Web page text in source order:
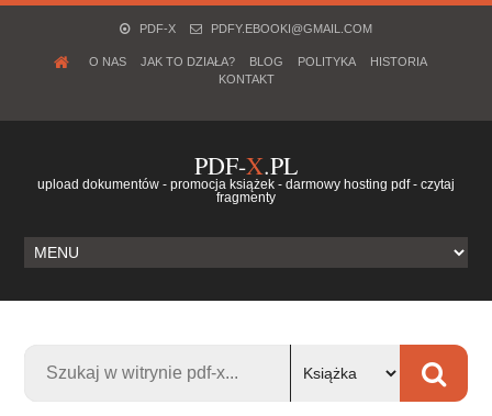
PDF-X PDFY.EBOOKI@GMAIL.COM
O NAS JAK TO DZIAŁA? BLOG POLITYKA
HISTORIA
KONTAKT
PDF-X.PL
upload dokumentów - promocja książek - darmowy hosting pdf - czytaj
fragmenty